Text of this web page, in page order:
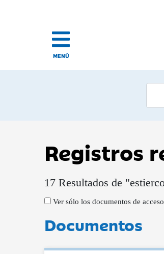
MENÚ
Registros
17 Resultados de
Ver sólo los documentos de
Documentos